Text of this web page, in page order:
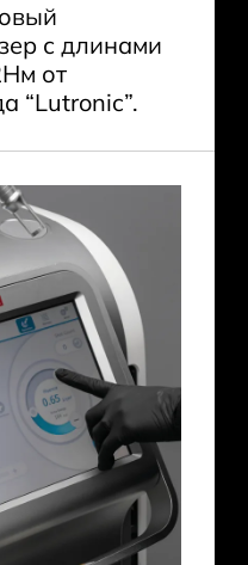
с длинами
от
“Lutronic”.